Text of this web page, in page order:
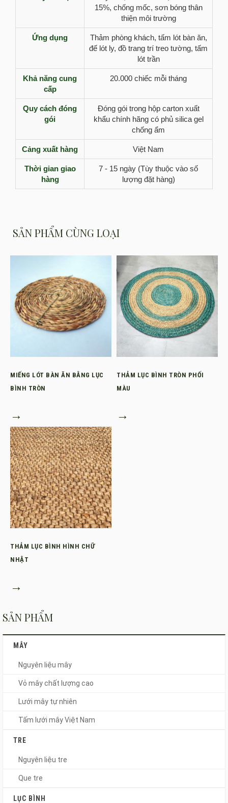
15%, chống mốc, sơn bóng thân
thiện môi trường
Ứng dụng
Thảm phòng khách, tấm lót bàn ăn,
đế lót ly, đồ trang trí treo tường, tấm
lót trần
Khả năng cung
cấp
20.000 chiếc mỗi tháng
Quy cách đóng
gói
Đóng gói trong hộp carton xuất
khẩu chính hãng có phủ silica gel
chống ẩm
Cảng xuất hàng Việt Nam
Thời gian giao
hàng
7 - 15 ngày (Tùy thuộc vào số
lượng đặt hàng)
SẢN PHẨM CÙNG LOẠI
MIẾNG LÓT BÀN ĂN BẰNG LỤC
BÌNH TRÒN
→
THẢM LỤC BÌNH TRÒN PHỐI
MÀU
→
THẢM LỤC BÌNH HÌNH CHỮ
NHẬT
→
SẢN PHẨM
MÂY
Nguyên liệu mây
Vỏ mây chất lượng cao
Lưới mây tự nhiên
Tấm lưới mây Việt Nam
TRE
Nguyên liệu tre
Que tre
LỤC BÌNH